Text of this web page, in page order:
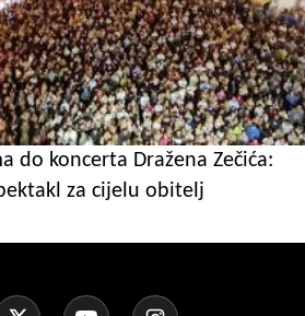
do koncerta Dražena Zečića:
za cijelu obitelj